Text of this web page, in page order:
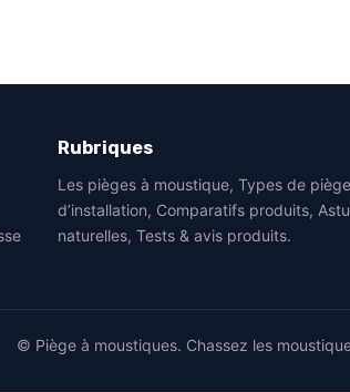
Rubriques
Les pièges à moustique, Types de
d’installation, Comparatifs produits,
naturelles, Tests & avis produits.
© Piège à moustiques. Chassez les